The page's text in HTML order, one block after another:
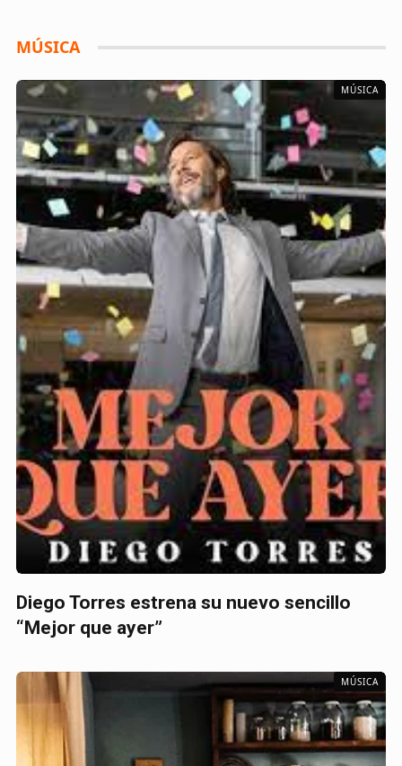
MÚSICA
MÚSICA
Diego Torres estrena su nuevo sencillo
“Mejor que ayer”
MÚSICA